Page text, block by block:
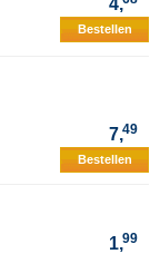
4,
Bestellen
7,49
Bestellen
1,99